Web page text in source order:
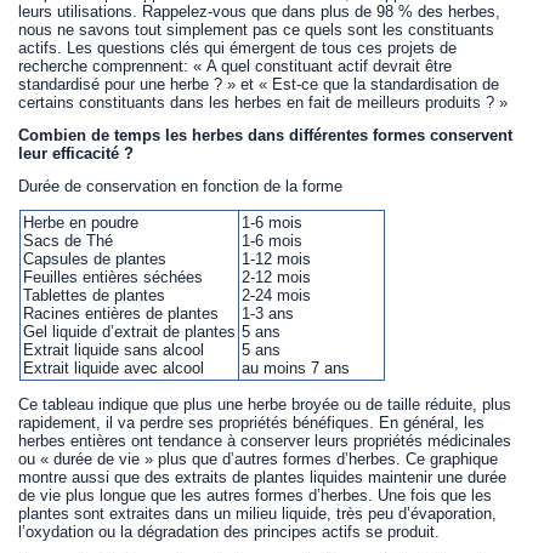
leurs utilisations. Rappelez-vous que dans plus de 98 % des herbes,
nous ne savons tout simplement pas ce quels sont les constituants
actifs. Les questions clés qui émergent de tous ces projets de
recherche comprennent: « A quel constituant actif devrait être
standardisé pour une herbe ? » et « Est-ce que la standardisation de
certains constituants dans les herbes en fait de meilleurs produits ? »
Combien de temps les herbes dans différentes formes conservent
leur efficacité ?
Durée de conservation en fonction de la forme
Herbe en poudre
Sacs de Thé
Capsules de plantes
Feuilles entières séchées
Tablettes de plantes
Racines entières de plantes
Gel liquide d’extrait de plantes
Extrait liquide sans alcool
Extrait liquide avec alcool
1-6 mois
1-6 mois
1-12 mois
2-12 mois
2-24 mois
1-3 ans
5 ans
5 ans
au moins 7 ans
Ce tableau indique que plus une herbe broyée ou de taille réduite, plus
rapidement, il va perdre ses propriétés bénéfiques. En général, les
herbes entières ont tendance à conserver leurs propriétés médicinales
ou « durée de vie » plus que d’autres formes d’herbes. Ce graphique
montre aussi que des extraits de plantes liquides maintenir une durée
de vie plus longue que les autres formes d’herbes. Une fois que les
plantes sont extraites dans un milieu liquide, très peu d’évaporation,
l’oxydation ou la dégradation des principes actifs se produit.